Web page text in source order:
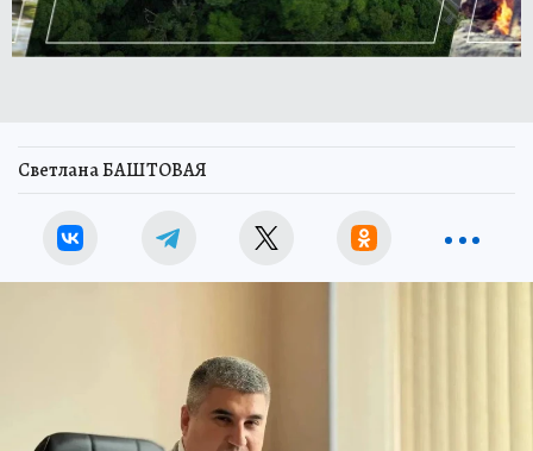
Светлана БАШТОВАЯ